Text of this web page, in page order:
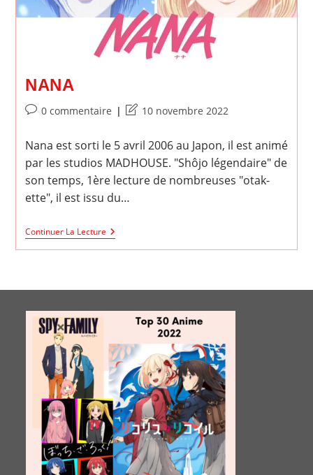
NANA
Commentaires
la
0 commentaire
Dernière
publication :
10 novembre 2022
Nana est sorti le 5 avril 2006 au Japon, il est animé
par les studios MADHOUSE. "Shôjo légendaire" de
son temps, 1ère lecture de nombreuses "otak-
ette", il est issu du…
Continuer La LectureNana